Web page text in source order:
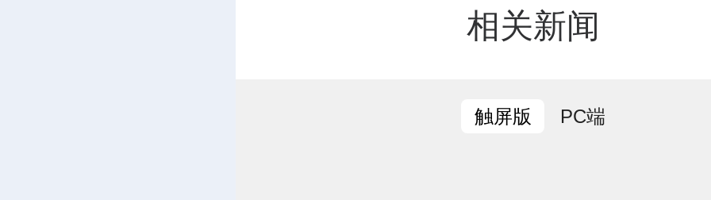
相关新闻
触屏版 PC端